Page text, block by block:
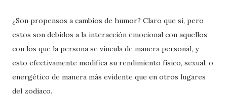
¿Son propensos a cambios de humor? Claro que sí, pero
estos son debidos a la interacción emocional con aquellos
con los que la persona se vincula de manera personal, y
esto efectivamente modifica su rendimiento físico, sexual, o
energético de manera más evidente que en otros lugares
del zodiaco.